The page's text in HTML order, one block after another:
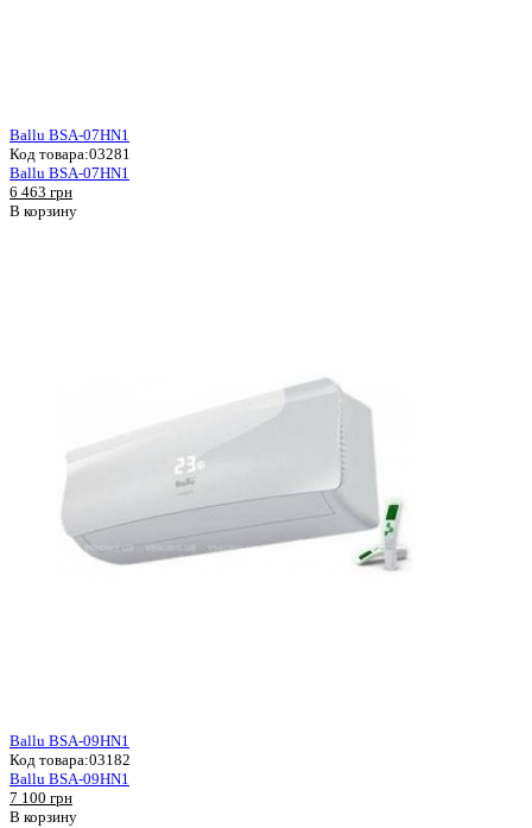
Ballu BSA-07HN1
Код товара:03281
Ballu BSA-07HN1
6 463 грн
В корзину
Ballu BSA-09HN1
Код товара:03182
Ballu BSA-09HN1
7 100 грн
В корзину